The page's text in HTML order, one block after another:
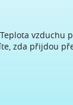
vzduchu
zda přijdou